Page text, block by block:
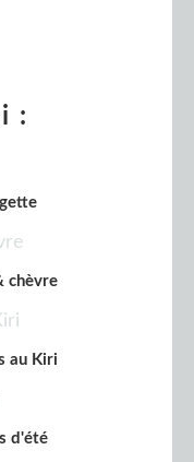
:
chèvre
au Kiri
d'été